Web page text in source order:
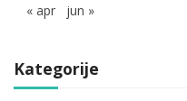
« apr jun »
Kategorije